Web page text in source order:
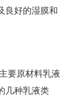
良好的湿膜和
要原材料乳液
几种乳液类